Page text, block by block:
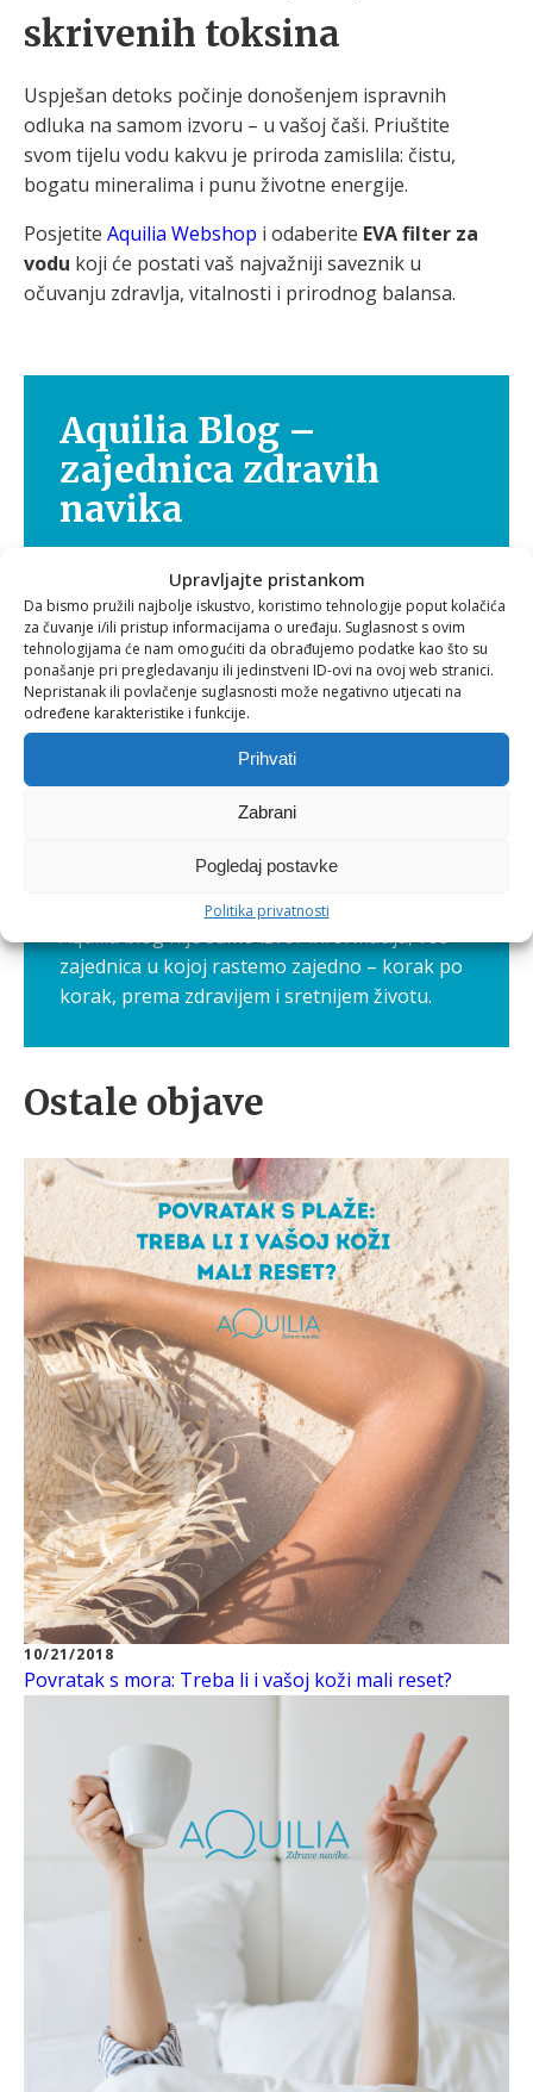
Upravljajte pristankom
Da bismo pružili najbolje iskustvo, koristimo tehnologije poput kolačića
za čuvanje i/ili pristup informacijama o uređaju. Suglasnost s ovim
tehnologijama će nam omogućiti da obrađujemo podatke kao što su
ponašanje pri pregledavanju ili jedinstveni ID-ovi na ovoj web stranici.
Nepristanak ili povlačenje suglasnosti može negativno utjecati na
određene karakteristike i funkcije.
Prihvati
Zabrani
Pogledaj postavke
Politika privatnosti
skrivenih toksina
Uspješan detoks počinje donošenjem ispravnih
odluka na samom izvoru – u vašoj čaši. Priuštite
svom tijelu vodu kakvu je priroda zamislila: čistu,
bogatu mineralima i punu životne energije.
Posjetite Aquilia Webshop i odaberite EVA filter za
vodu koji će postati vaš najvažniji saveznik u
očuvanju zdravlja, vitalnosti i prirodnog balansa.
Aquilia Blog –
zajednica zdravih
navika
Zdravlje nije samo osobna briga, već i
putovanje koje je ljepše kada ga dijelimo. Zato
smo pokrenuli Aquilia blog, mjesto gdje
zajedno stvaramo prostor za bolje navike,
međusobnu podršku i inspiraciju.
Ovdje dijelimo priče, iskustva i korisne savjete
koji nam svima pomažu da živimo
uravnoteženije – od prehrane i kretanja do
brige o mentalnom zdravlju. Naši proizvodi
nastaje kada ih povežemo s vašim
svakodnevnim životom.
Aquilia blog nije samo izvor informacija, već
zajednica u kojoj rastemo zajedno – korak po
korak, prema zdravijem i sretnijem životu.
Ostale objave
10/21/2018
Povratak s mora: Treba li i vašoj koži mali reset?